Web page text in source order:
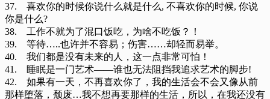
37. 喜欢你的时候你说什么就是什么, 不喜欢你的时候, 你说
你是什么?
38. 工作不就为了混口饭吃，为啥不吃饭？！
39. 等待…..也许并不容易；伤害……却轻而易举。
40. 我们都是没有未来的人，这一点非常可怕！
41. 睡眠是一门艺术——谁也无法阻挡我追求艺术的脚步!
42. 如果有一天，不再喜欢你了，我的生活会不会又像从前
那样堕落，颓废…我不想再要那样的生活，所以，在我还没有